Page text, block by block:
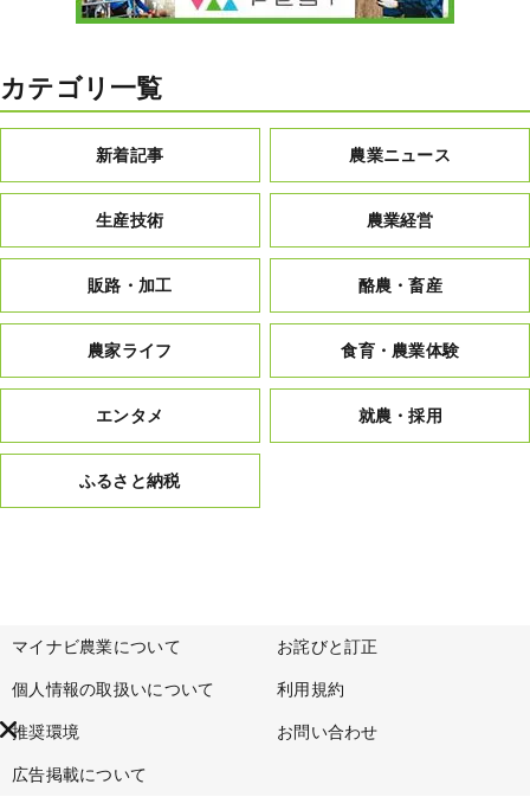
カテゴリ一覧
新着記事 農業ニュース
生産技術 農業経営
販路・加工 酪農・畜産
農家ライフ 食育・農業体験
エンタメ 就農・採用
ふるさと納税
マイナビ農業について お詫びと訂正
個人情報の取扱いについて 利用規約
推奨環境 お問い合わせ
広告掲載について